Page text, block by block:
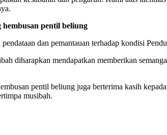
pentil beliung
dan pemantauan terhadap kondisi
diharapkan mendapatkan memberikan
pentil beliung juga berterima kasih
musibah.